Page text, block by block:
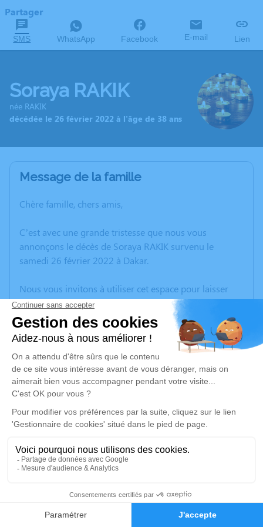
Faire-part Hommages
Partager
SMS WhatsApp Facebook E-mail Lien
Soraya RAKIK
née RAKIK
décédée le 26 février 2022 à l'âge de 38 ans
Message de la famille
Chère famille, chers amis,
C’est avec une grande tristesse que nous vous
annonçons le décès de Soraya RAKIK survenu le
samedi 26 février 2022 à Dakar.
Nous vous invitons à utiliser cet espace pour laisser
vos condoléances, partager des photos souvenirs, une
anecdote ou exprimer vos pensées à travers des
poèmes ou des textes. Cet endroit est un lieu
d'expression dédié à honorer la mémoire de Soraya
RAKIK.
Un service de plantation d’arbre hommage est
disponible ici.
Je rends hommage
Inhumation
Cimetière de Gardanne
Rue du Cimetière